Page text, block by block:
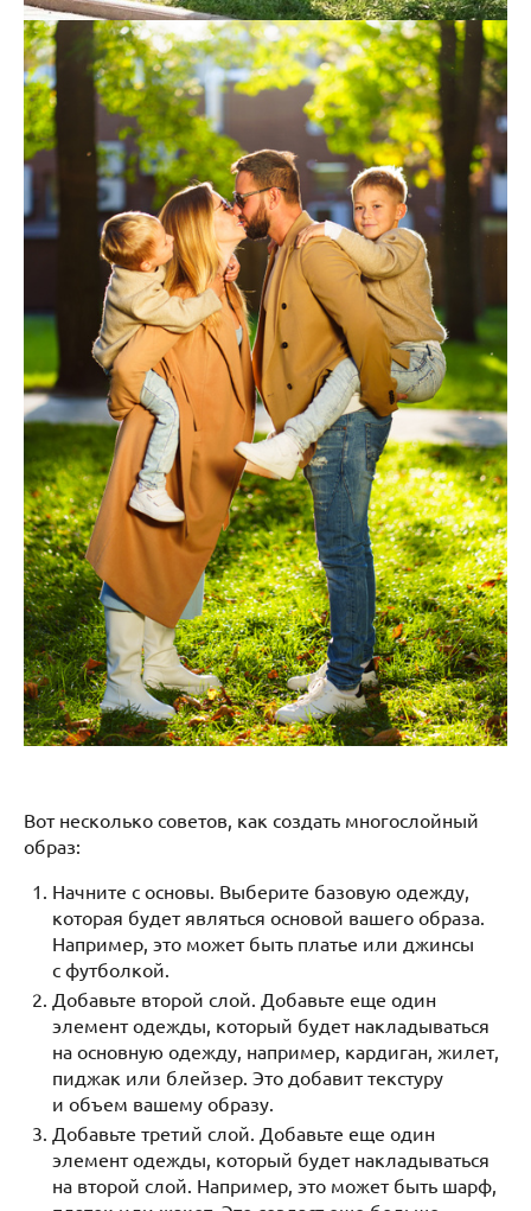
Вот несколько советов, как создать многослойный
образ:
Начните с основы. Выберите базовую одежду,
которая будет являться основой вашего образа.
Например, это может быть платье или джинсы
с футболкой.
Добавьте второй слой. Добавьте еще один
элемент одежды, который будет накладываться
на основную одежду, например, кардиган, жилет,
пиджак или блейзер. Это добавит текстуру
и объем вашему образу.
Добавьте третий слой. Добавьте еще один
элемент одежды, который будет накладываться
на второй слой. Например, это может быть шарф,